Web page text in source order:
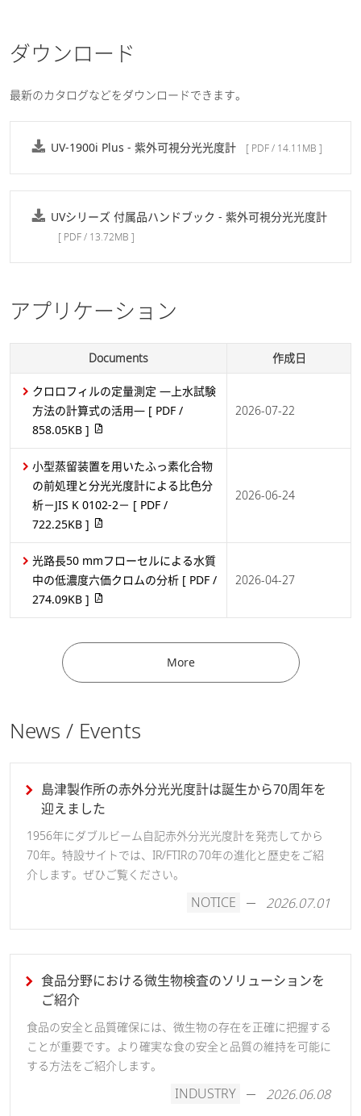
UV-1900i Plus お客様セットアップ
UV-Vis-NIR分光光度計
を簡単に使い始めることができます。
簡単に測ることを追求した 分光光度計制御
アプリケーション VisEase™
※動画中の製品名および外観が実際の製品と異なりますが、
操作手順などはUV-1900i Plusと同様です。
【動画で解説】超高速スキャン
UV-Vis-NIR分光光度計システム
超高速スキャンによるスペクトルの経時変化の観察例をご紹
介します。
※動画中の製品名および外観が実際の製品と異なりますが、
操作手順などはUV-1900i Plusと同様です。
ダウンロード
最新のカタログなどをダウンロードできます。
UV-1900i Plus - 紫外可視分光光度計 [ PDF / 14.11MB ]
UVシリーズ 付属品ハンドブック - 紫外可視分光光度計
[ PDF / 13.72MB ]
アプリケーション
Documents 作成日
クロロフィルの定量測定 ―上水試験
方法の計算式の活用― [ PDF /
858.05KB ]
2026-07-22
小型蒸留装置を用いたふっ素化合物
の前処理と分光光度計による比色分
析－JIS K 0102-2－ [ PDF /
722.25KB ]
2026-06-24
光路長50 mmフローセルによる水質
中の低濃度六価クロムの分析 [ PDF /
274.09KB ]
2026-04-27
More
News / Events
島津製作所の赤外分光光度計は誕生から70周年を
迎えました
1956年にダブルビーム自記赤外分光光度計を発売してから
70年。特設サイトでは、IR/FTIRの70年の進化と歴史をご紹
介します。ぜひご覧ください。
NOTICE 2026.07.01
食品分野における微生物検査のソリューションを
ご紹介
食品の安全と品質確保には、微生物の存在を正確に把握する
ことが重要です。より確実な食の安全と品質の維持を可能に
する方法をご紹介します。
INDUSTRY 2026.06.08